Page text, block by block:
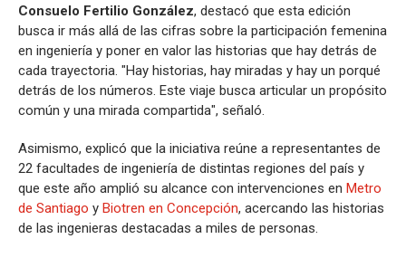
Consuelo Fertilio González, destacó que esta edición
busca ir más allá de las cifras sobre la participación femenina
en ingeniería y poner en valor las historias que hay detrás de
cada trayectoria. "Hay historias, hay miradas y hay un porqué
detrás de los números. Este viaje busca articular un propósito
común y una mirada compartida", señaló.
Asimismo, explicó que la iniciativa reúne a representantes de
22 facultades de ingeniería de distintas regiones del país y
que este año amplió su alcance con intervenciones en Metro
de Santiago y Biotren en Concepción, acercando las historias
de las ingenieras destacadas a miles de personas.